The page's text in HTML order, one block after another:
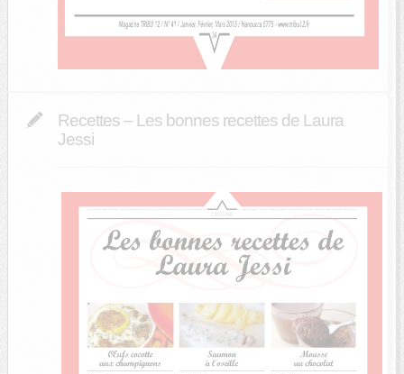
Recettes – Les bonnes recettes de Laura
Jessi